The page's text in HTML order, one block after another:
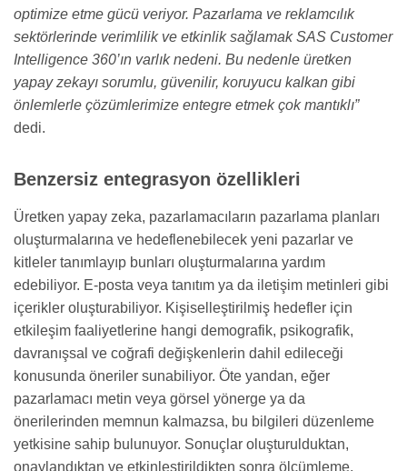
optimize etme gücü veriyor. Pazarlama ve reklamcılık
sektörlerinde verimlilik ve etkinlik sağlamak SAS Customer
Intelligence 360’ın varlık nedeni. Bu nedenle üretken
yapay zekayı sorumlu, güvenilir, koruyucu kalkan gibi
önlemlerle çözümlerimize entegre etmek çok mantıklı”
dedi.
Benzersiz entegrasyon özellikleri
Üretken yapay zeka, pazarlamacıların pazarlama planları
oluşturmalarına ve hedeflenebilecek yeni pazarlar ve
kitleler tanımlayıp bunları oluşturmalarına yardım
edebiliyor. E-posta veya tanıtım ya da iletişim metinleri gibi
içerikler oluşturabiliyor. Kişiselleştirilmiş hedefler için
etkileşim faaliyetlerine hangi demografik, psikografik,
davranışsal ve coğrafi değişkenlerin dahil edileceği
konusunda öneriler sunabiliyor. Öte yandan, eğer
pazarlamacı metin veya görsel yönerge ya da
önerilerinden memnun kalmazsa, bu bilgileri düzenleme
yetkisine sahip bulunuyor. Sonuçlar oluşturulduktan,
onaylandıktan ve etkinleştirildikten sonra ölçümleme,